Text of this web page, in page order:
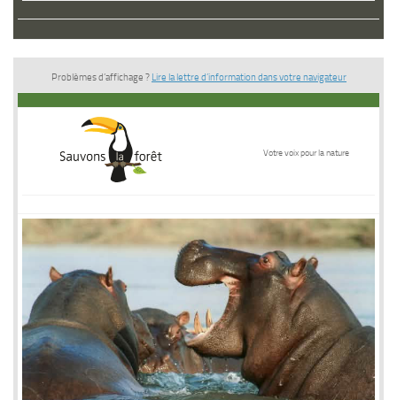
Problèmes d’affichage ? Lire la lettre d’information dans votre navigateur
Votre voix pour la nature